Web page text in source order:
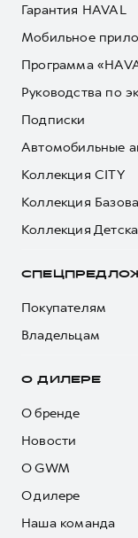
Гарантия HAVAL
Мобильное
Программа
Руководства по
Подписки
Автомобильные
Коллекция CITY
Коллекция
Коллекция
Покупателям
Владельцам
О ДИЛЕРЕ
О бренде
Новости
О GWM
О дилере
Наша команда